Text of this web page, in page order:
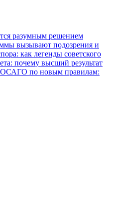
разумным решением
вызывают подозрения и
как легенды советского
почему высший результат
ОСАГО по новым правилам: